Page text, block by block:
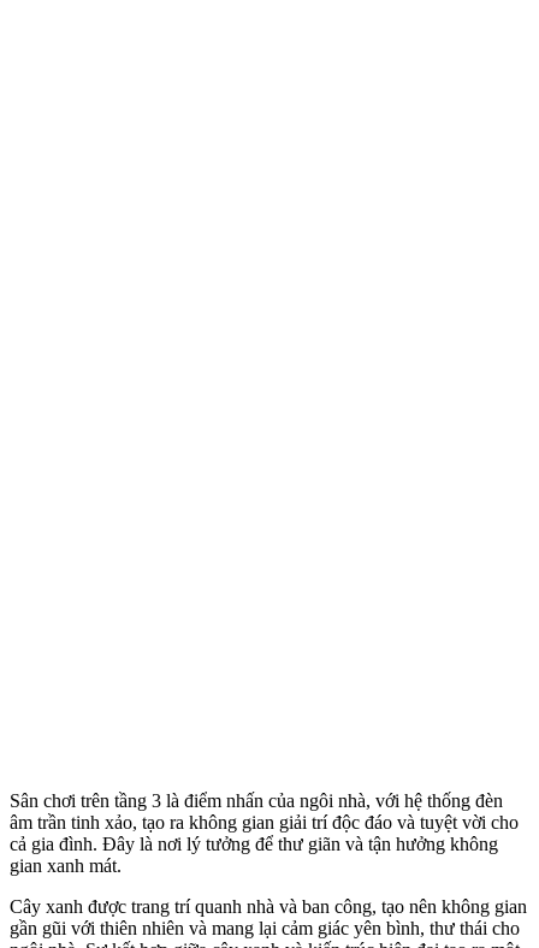
Sân chơi trên tầng 3 là điểm nhấn của ngôi nhà, với hệ thống đèn
âm trần tinh xảo, tạo ra không gian giải trí độc đáo và tuyệt vời cho
cả gia đình. Đây là nơi lý tưởng để thư giãn và tận hưởng không
gian xanh mát.
Cây xanh được trang trí quanh nhà và ban công, tạo nên không gian
gần gũi với thiên nhiên và mang lại cảm giác yên bình, thư thái cho